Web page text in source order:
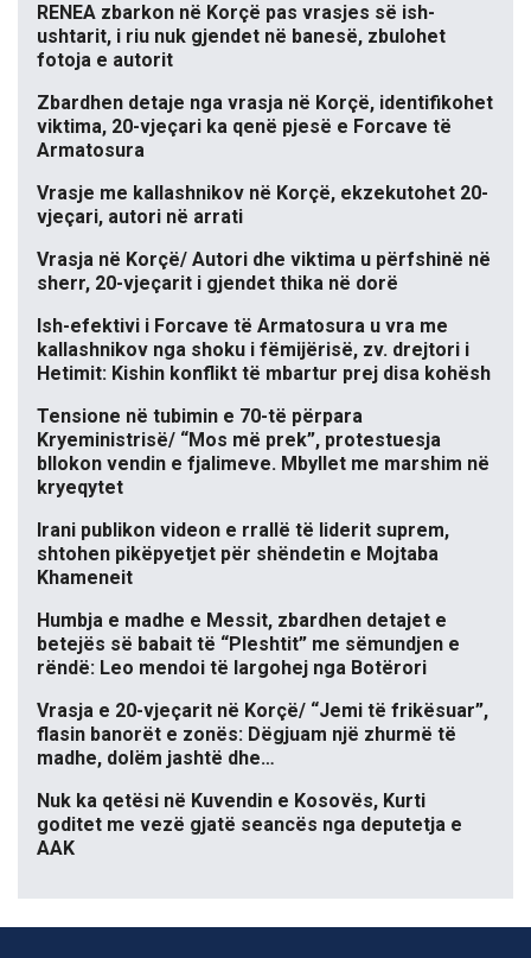
RENEA zbarkon në Korçë pas vrasjes së ish-
ushtarit, i riu nuk gjendet në banesë, zbulohet
fotoja e autorit
Zbardhen detaje nga vrasja në Korçë, identifikohet
viktima, 20-vjeçari ka qenë pjesë e Forcave të
Armatosura
Vrasje me kallashnikov në Korçë, ekzekutohet 20-
vjeçari, autori në arrati
Vrasja në Korçë/ Autori dhe viktima u përfshinë në
sherr, 20-vjeçarit i gjendet thika në dorë
Ish-efektivi i Forcave të Armatosura u vra me
kallashnikov nga shoku i fëmijërisë, zv. drejtori i
Hetimit: Kishin konflikt të mbartur prej disa kohësh
Tensione në tubimin e 70-të përpara
Kryeministrisë/ “Mos më prek”, protestuesja
bllokon vendin e fjalimeve. Mbyllet me marshim në
kryeqytet
Irani publikon videon e rrallë të liderit suprem,
shtohen pikëpyetjet për shëndetin e Mojtaba
Khameneit
Humbja e madhe e Messit, zbardhen detajet e
betejës së babait të “Pleshtit” me sëmundjen e
rëndë: Leo mendoi të largohej nga Botërori
Vrasja e 20-vjeçarit në Korçë/ “Jemi të frikësuar”,
flasin banorët e zonës: Dëgjuam një zhurmë të
madhe, dolëm jashtë dhe…
Nuk ka qetësi në Kuvendin e Kosovës, Kurti
goditet me vezë gjatë seancës nga deputetja e
AAK